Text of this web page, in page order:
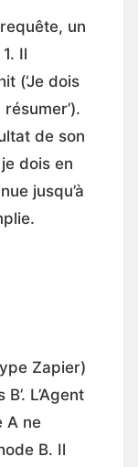
un
Il
(‘Je dois
de son
dois en
jusqu’à
Zapier)
L’Agent
A ne
B. Il